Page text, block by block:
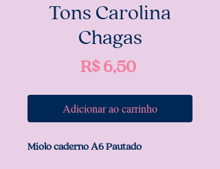
Tons Carolina
Chagas
R$ 6,50Preço
Adicionar ao carrinho
Miolo caderno A6 Pautado